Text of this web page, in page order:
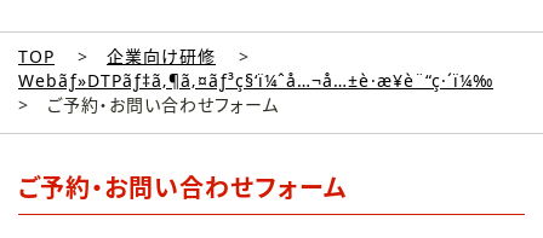
TOP
企業向け研修
Webãƒ»DTPãƒ‡ã‚¶ã‚¤ãƒ³ç§‘ï¼ˆå…¬å…±è·æ¥­è¨“ç·´ï¼‰
ご予約・お問い合わせフォーム
ご予約・お問い合わせフォーム